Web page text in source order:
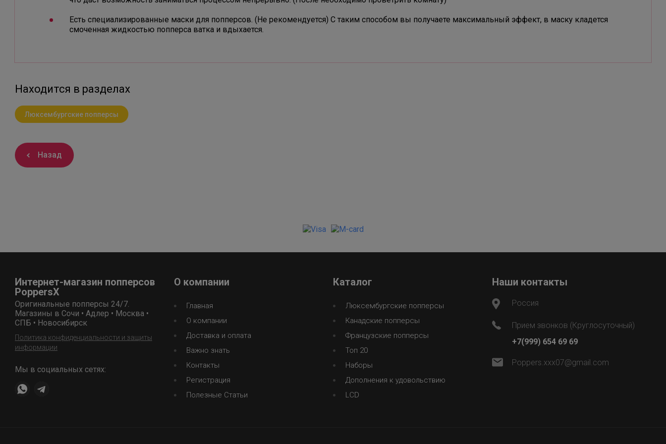
Есть специализированные маски для попперсов. (Не рекомендуется) С таким способом вы получаете максимальный эффект, в маску кладется
смоченная жидкостью попперса ватка и вдыхается.
Находится в разделах
Люксембургские попперсы
Назад
Интернет-магазин попперсов
PoppersX
Оригинальные попперсы 24/7.
Магазины в Сочи • Адлер • Москва •
СПБ • Новосибирск
Политика конфиденциальности и защиты
информации
Мы в социальных сетях:
О компании
Главная
О компании
Доставка и оплата
Важно знать
Контакты
Регистрация
Полезные Статьи
Каталог
Люксембургские попперсы
Канадские попперсы
Французские попперсы
Топ 20
Наборы
Дополнения к удовольствию
LCD
Наши контакты
Россия
Прием звонков (Круглосуточный)
+7(999) 654 69 69
Poppers.xxx07@gmail.com